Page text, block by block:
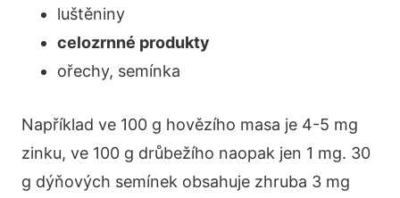
luštěniny
celozrnné produkty
ořechy, semínka
Například ve 100 g hovězího masa je 4-5 mg
zinku, ve 100 g drůbežího naopak jen 1 mg. 30
g dýňových semínek obsahuje zhruba 3 mg